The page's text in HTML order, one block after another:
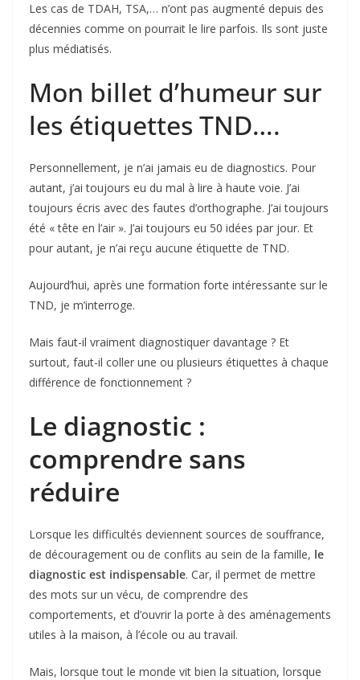
Les cas de TDAH, TSA,… n’ont pas augmenté depuis des
décennies comme on pourrait le lire parfois. Ils sont juste
plus médiatisés.
Mon billet d’humeur sur
les étiquettes TND….
Personnellement, je n’ai jamais eu de diagnostics. Pour
autant, j’ai toujours eu du mal à lire à haute voie. J’ai
toujours écris avec des fautes d’orthographe. J’ai toujours
été « tête en l’air ». J’ai toujours eu 50 idées par jour. Et
pour autant, je n’ai reçu aucune étiquette de TND.
Aujourd’hui, après une formation forte intéressante sur le
TND, je m’interroge.
Mais faut-il vraiment diagnostiquer davantage ? Et
surtout, faut-il coller une ou plusieurs étiquettes à chaque
différence de fonctionnement ?
Le diagnostic :
comprendre sans
réduire
Lorsque les difficultés deviennent sources de souffrance,
de découragement ou de conflits au sein de la famille, le
diagnostic est indispensable. Car, il permet de mettre
des mots sur un vécu, de comprendre des
comportements, et d’ouvrir la porte à des aménagements
utiles à la maison, à l’école ou au travail.
Mais, lorsque tout le monde vit bien la situation, lorsque